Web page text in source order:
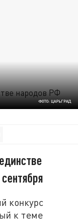
ФОТО: ЦАРЬГРАД
конкурс
к теме